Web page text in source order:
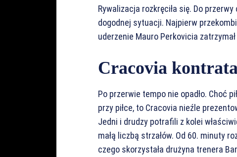
Rywalizacja rozkręciła się. Do
dogodnej sytuacji. Najpierw
uderzenie Mauro Perkovicia
Cracovia
Po przerwie tempo nie opadło. Choć
przy piłce, to Cracovia nieźle
Jedni i drudzy potrafili z kolei
małą liczbą strzałów. Od 60. minuty
czego skorzystała drużyna trenera